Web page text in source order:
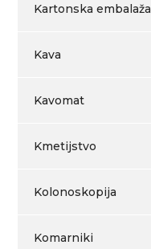
Kartonska embalaža
Kava
Kavomat
Kmetijstvo
Kolonoskopija
Komarniki